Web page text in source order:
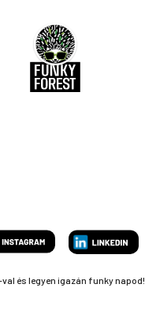
és legyen igazán funky napod!